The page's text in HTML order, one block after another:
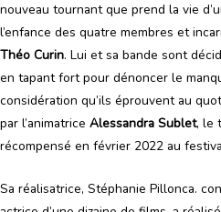
nouveau tournant que prend la vie
l’enfance des quatre membres et
Théo Curin. Lui et sa bande sont
en tapant fort pour dénoncer le
considération qu’ils éprouvent au
par l’animatrice Alessandra Sublet, le
récompensé en février 2022 au
Sa réalisatrice, Stéphanie Pillonca.